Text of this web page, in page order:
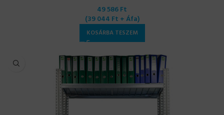
49 586Ft
(39 044 Ft + Áfa)
KOSÁRBA TESZEM